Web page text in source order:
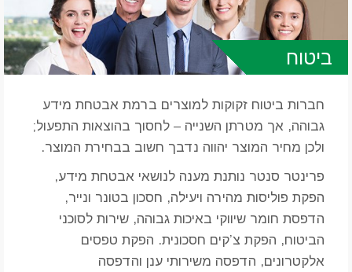
ביטוח
חברות ביטוח זקוקות למוצרים ברמת אבטחת מידע
גבוהה, אך מטרתן השנייה – לחסוך בהוצאות התפעול;
ולכן מחיר המוצר יהווה נדבך חשוב בבחירת המוצר.
פרינטר סנטר נותנת מענה לנושאי אבטחת מידע,
הפקת פוליסות מהירה ויעילה, חסכון בטונר ונייר,
הדפסת חומר שיווקי באיכות גבוהה, שירות לסוכני
הביטוח, הפקת צ’קים חסכונית. הפקת טפסים
אלקטרונים, הדפסה משירותי ענן והדפסה